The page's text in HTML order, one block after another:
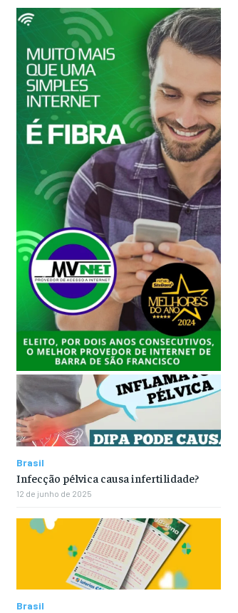
Brasil
Infecção pélvica causa infertilidade?
12 de junho de 2025
Brasil